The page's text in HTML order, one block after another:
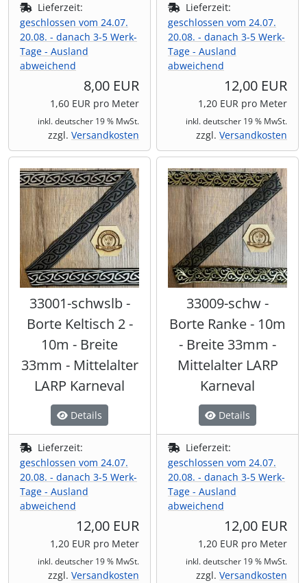
Lieferzeit:
geschlossen vom 24.07.
20.08. - danach 3-5 Werk-
Tage - Ausland
abweichend
8,00 EUR
1,60 EUR pro Meter
inkl. deutscher 19 % MwSt.
zzgl. Versandkosten
Lieferzeit:
geschlossen vom 24.07.
20.08. - danach 3-5 Werk-
Tage - Ausland
abweichend
12,00 EUR
1,20 EUR pro Meter
inkl. deutscher 19 % MwSt.
zzgl. Versandkosten
33001-schwslb -
Borte Keltisch 2 -
10m - Breite
33mm - Mittelalter
LARP Karneval
Details
Lieferzeit:
geschlossen vom 24.07.
20.08. - danach 3-5 Werk-
Tage - Ausland
abweichend
12,00 EUR
1,20 EUR pro Meter
inkl. deutscher 19 % MwSt.
zzgl. Versandkosten
33009-schw -
Borte Ranke - 10m
- Breite 33mm -
Mittelalter LARP
Karneval
Details
Lieferzeit:
geschlossen vom 24.07.
20.08. - danach 3-5 Werk-
Tage - Ausland
abweichend
12,00 EUR
1,20 EUR pro Meter
inkl. deutscher 19 % MwSt.
zzgl. Versandkosten